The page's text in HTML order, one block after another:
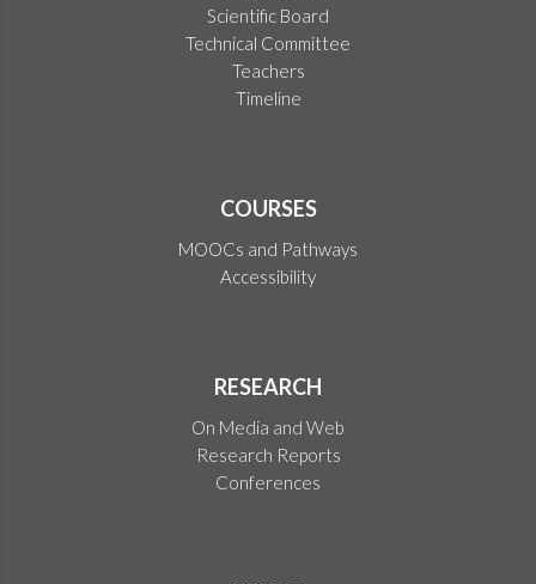
Scientific Board
Technical Committee
Teachers
Timeline
COURSES
MOOCs and Pathways
Accessibility
RESEARCH
On Media and Web
Research Reports
Conferences